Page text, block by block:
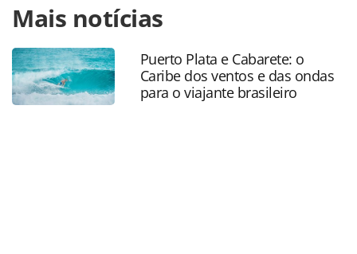
https://www.panrotas.com.br/mercado/destinos/2023/11/
no-turismo-capixaba-promete-continuidade-e-busca-por-
cruzeiros_201358.html ou as ferramentas oferecidas na
página. Todo o conteúdo produzido pela PANROTAS
Editora é protegido pela legislação brasileira sobre direito
autoral. Não reproduza o conteúdo sem autorização da
Mais notícias
Puerto Plata e Cabarete: o
Caribe dos ventos e das ondas
para o viajante brasileiro